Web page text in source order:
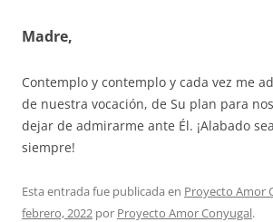
Madre,
Contemplo y contemplo y cada vez me
de nuestra vocación, de Su plan para
dejar de admirarme ante Él. ¡Alabado
siempre!
Esta entrada fue publicada en Proyecto Amor
febrero, 2022 por Proyecto Amor Conyugal.